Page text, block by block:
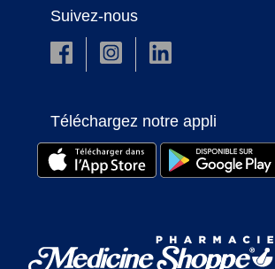
Suivez-nous
Téléchargez notre appli